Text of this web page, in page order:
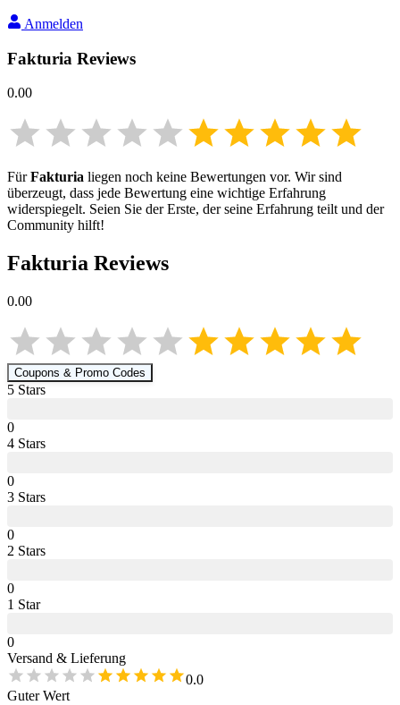
Anmelden
Fakturia Reviews
0.00
FürFakturia liegen noch keine Bewertungen vor. Wir sind
überzeugt, dass jede Bewertung eine wichtige Erfahrung
widerspiegelt. Seien Sie der Erste, der seine Erfahrung teilt und der
Community hilft!
Fakturia Reviews
0.00
Coupons & Promo Codes
5 Stars
0
4 Stars
0
3 Stars
0
2 Stars
0
1 Star
0
Versand & Lieferung
0.0
Guter Wert